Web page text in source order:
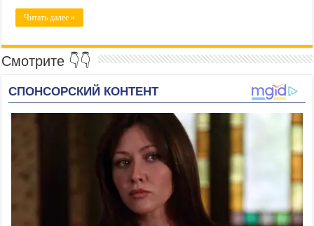
Читать далее »
Смотрите 👇👇